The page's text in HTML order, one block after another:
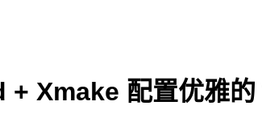
Xmake 配置优雅